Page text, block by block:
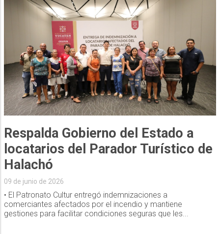
Respalda Gobierno del Estado a
locatarios del Parador Turístico de
Halachó
09 de junio de 2026
• El Patronato Cultur entregó indemnizaciones a
comerciantes afectados por el incendio y mantiene
gestiones para facilitar condiciones seguras que les...